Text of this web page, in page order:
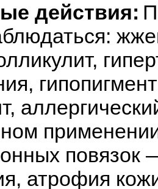
действия:
повязок
атрофия